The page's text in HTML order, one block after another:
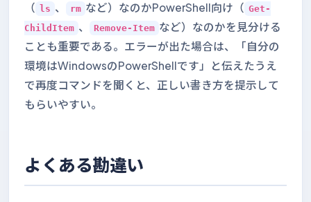
（ ls 、 rm など）なのかPowerShell向け（ Get-
ChildItem 、 Remove-Item など）なのかを見分ける
ことも重要である。エラーが出た場合は、「自分の
環境はWindowsのPowerShellです」と伝えたうえ
で再度コマンドを聞くと、正しい書き方を提示して
もらいやすい。
よくある勘違い